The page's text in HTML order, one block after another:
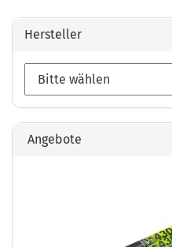
Hersteller
Angebote